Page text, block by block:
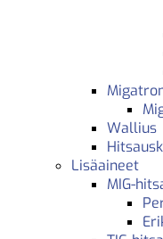
Wallius
Lisäaineet
MIG-